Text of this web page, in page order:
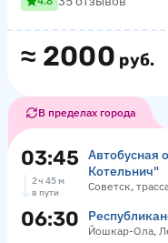
≈ 2000 руб.
В пределах города
03:45
Автобусная
Котельнич"
Советск,
2 ч 45 м
в пути
06:30 Йошкар-Ола,